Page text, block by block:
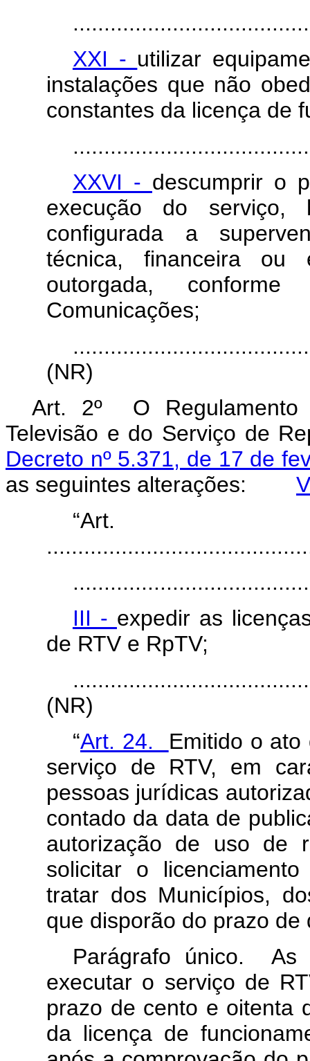
XXI - utilizar
instalações que não
constantes da licença de
XXVI - descumprir o
execução do
configurada a
técnica, financeira ou
outorgada,
Comunicações;
(NR)
Art. 2º O Regulamento
Televisão e do Serviço de
Decreto nº 5.371, de 17 de
as seguintes alterações:
III - expedir as
de RTV e RpTV;
(NR)
“Art. 24. Emitido o
serviço de RTV, em
pessoas jurídicas
contado da data de
autorização de uso de
solicitar o
tratar dos Municípios,
que disporão do prazo de
Parágrafo único. As
executar o serviço de
prazo de cento e oitenta
da licença de